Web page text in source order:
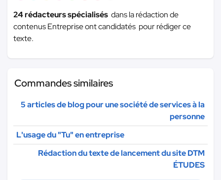
24 rédacteurs spécialisés dans la rédaction de
contenus Entreprise ont candidatés pour rédiger ce
texte.
Commandes similaires
5 articles de blog pour une société de services à la
personne
L'usage du "Tu" en entreprise
Rédaction du texte de lancement du site DTM
ÉTUDES